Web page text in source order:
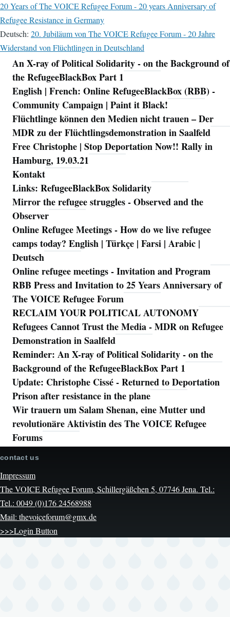
20 Years of The VOICE Refugee Forum - 20 years Anniversary of
Refugee Resistance in Germany
Deutsch: 20. Jubiläum von The VOICE Refugee Forum - 20 Jahre
Widerstand von Flüchtlingen in Deutschland
Navigation
An X-ray of Political Solidarity - on the Background of
the RefugeeBlackBox Part 1
English | French: Online RefugeeBlackBox (RBB) -
Community Campaign | Paint it Black!
Flüchtlinge können den Medien nicht trauen – Der
MDR zu der Flüchtlingsdemonstration in Saalfeld
Free Christophe | Stop Deportation Now!! Rally in
Hamburg, 19.03.21
Kontakt
Links: RefugeeBlackBox Solidarity
Mirror the refugee struggles - Observed and the
Observer
Online Refugee Meetings - How do we live refugee
camps today? English | Türkçe | Farsi | Arabic |
Deutsch
Online refugee meetings - Invitation and Program
RBB Press and Invitation to 25 Years Anniversary of
The VOICE Refugee Forum
RECLAIM YOUR POLITICAL AUTONOMY
Refugees Cannot Trust the Media - MDR on Refugee
Demonstration in Saalfeld
Reminder: An X-ray of Political Solidarity - on the
Background of the RefugeeBlackBox Part 1
Update: Christophe Cissé - Returned to Deportation
Prison after resistance in the plane
Wir trauern um Salam Shenan, eine Mutter und
revolutionäre Aktivistin des The VOICE Refugee
Forums
contact us
Impressum
The VOICE Refugee Forum, Schillergäßchen 5, 07746 Jena. Tel.:
Tel.: 0049 (0)176 24568988
Mail: thevoiceforum@gmx.de
>>>Login Button